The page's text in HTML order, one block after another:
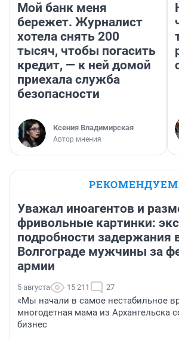
Мой банк меня
бережет. Журналист
хотела снять 200
тысяч, чтобы погасить
кредит, — к ней домой
приехала служба
безопасности
Ксения Владимирская
Автор мнения
РЕКОМЕНДУЕМ
Уважал иноагентов и
фривольные картинки:
подробности задержания
Волгограде мужчины за
армии
5 августа 15 211 27
«Мы начали в самое нестабильное
многодетная мама из Архангельска
бизнес